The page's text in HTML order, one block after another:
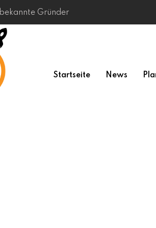
bekannte Gründer
Startseite News